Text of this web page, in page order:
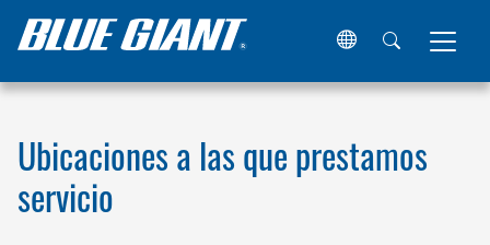
Hogar Ubicaciones
Ubicaciones a las que prestamos
servicio